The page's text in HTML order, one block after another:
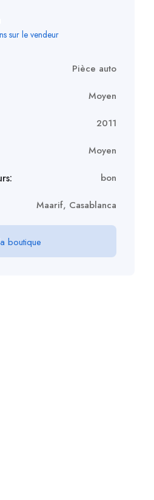
sur le vendeur
Pièce auto
Moyen
2011
Moyen
bon
Maarif, Casablanca
boutique